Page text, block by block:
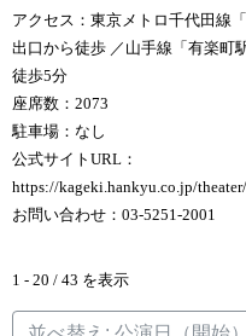
アクセス：東京メトロ千代田線
出口から徒歩 ／山手線「有楽町
徒歩5分
座席数：2073
駐車場：なし
公式サイトURL：
https://kageki.hankyu.co.jp/
お問い合わせ：03-5251-2001
1 - 20 / 43 を表示